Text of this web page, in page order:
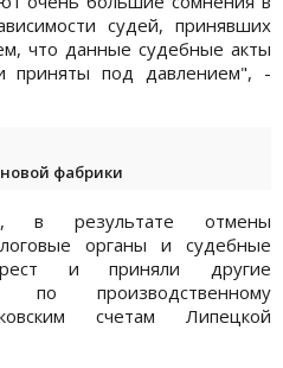
судей, принявших
что данные судебные акты
приняты под давлением", -
фабрики
в результате отмены
органы и судебные
и приняли другие
по производственному
счетам Липецкой